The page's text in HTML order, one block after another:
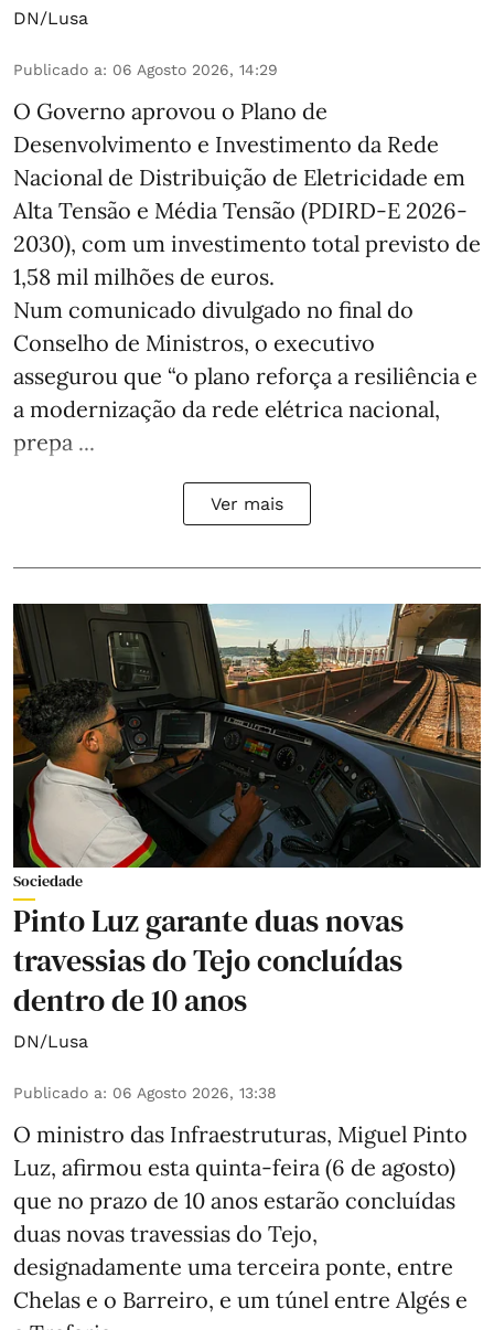
DN/Lusa
Publicado a: 06 Agosto 2026, 14:29
O Governo aprovou o Plano de
Desenvolvimento e Investimento da Rede
Nacional de Distribuição de Eletricidade em
Alta Tensão e Média Tensão (PDIRD-E 2026-
2030), com um investimento total previsto de
1,58 mil milhões de euros.
Num comunicado divulgado no final do
Conselho de Ministros, o executivo
assegurou que “o plano reforça a resiliência e
a modernização da rede elétrica nacional,
prepa ...
Ver mais
Sociedade
Pinto Luz garante duas novas
travessias do Tejo concluídas
dentro de 10 anos
DN/Lusa
Publicado a: 06 Agosto 2026, 13:38
O ministro das Infraestruturas, Miguel Pinto
Luz, afirmou esta quinta-feira (6 de agosto)
que no prazo de 10 anos estarão concluídas
duas novas travessias do Tejo,
designadamente uma terceira ponte, entre
Chelas e o Barreiro, e um túnel entre Algés e